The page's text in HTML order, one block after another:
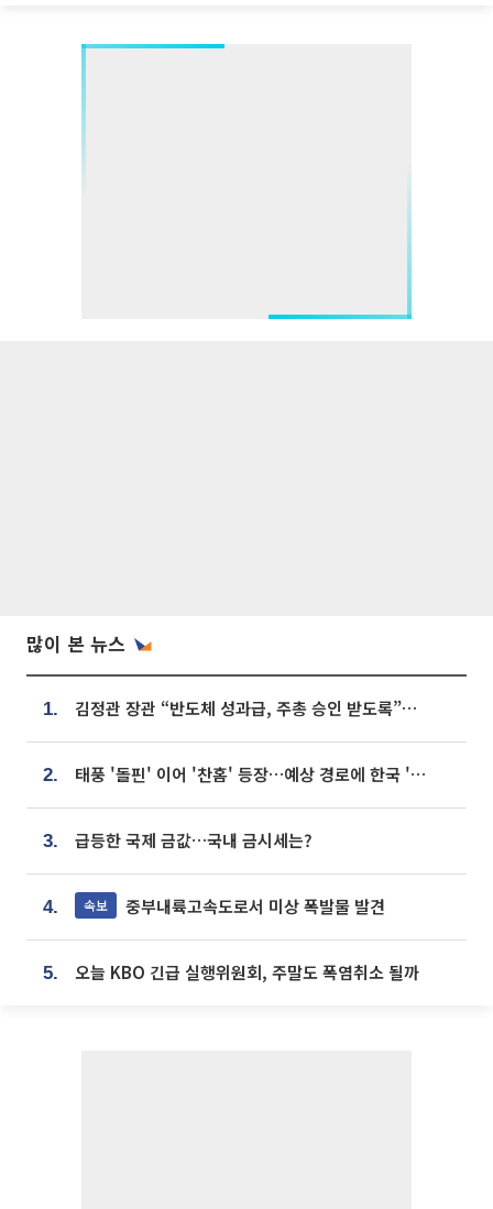
많이 본 뉴스
1. 김정관 장관 “반도체 성과급, 주총 승인 받도록”…상법·자본시장법 개정 시사
2. 태풍 '돌핀' 이어 '찬홈' 등장…예상 경로에 한국 '한숨'
3. 급등한 국제 금값…국내 금시세는?
4. 속보 중부내륙고속도로서 미상 폭발물 발견
5. 오늘 KBO 긴급 실행위원회, 주말도 폭염취소 될까